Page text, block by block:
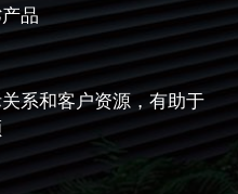
品
系和客户资源，有助于